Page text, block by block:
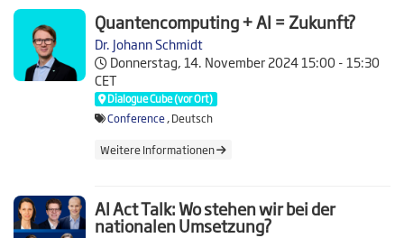
Quantencomputing + AI = Zukunft?
Dr. Johann Schmidt
Donnerstag, 14. November 202415:00 - 15:30
CET
Dialogue Cube (vor Ort)
Conference, Deutsch
Weitere Informationen
AI Act Talk: Wo stehen wir bei der
nationalen Umsetzung?